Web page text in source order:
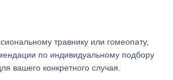
травнику или гомеопату,
по индивидуальному подбору
вашего конкретного случая.